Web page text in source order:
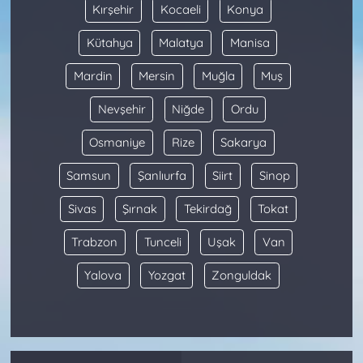
Kırşehir Kocaeli Konya
Kütahya Malatya Manisa
Mardin Mersin Muğla Muş
Nevşehir Niğde Ordu
Osmaniye Rize Sakarya
Samsun Şanlıurfa Siirt Sinop
Sivas Şırnak Tekirdağ Tokat
Trabzon Tunceli Uşak Van
Yalova Yozgat Zonguldak